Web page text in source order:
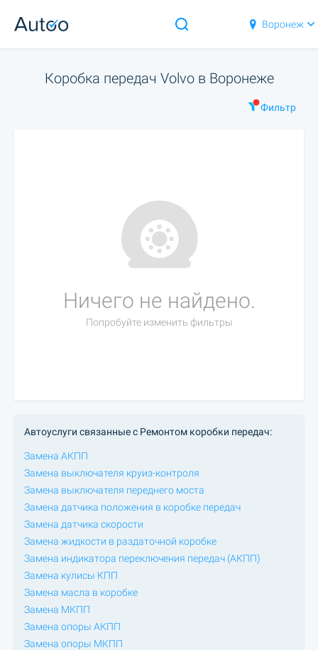
Воронеж
Коробка передач Volvo в Воронеже
Фильтр
Ничего не найдено.
Попробуйте изменить фильтры
Автоуслуги связанные с Ремонтом коробки передач:
Замена АКПП
Замена выключателя круиз-контроля
Замена выключателя переднего моста
Замена датчика положения в коробке передач
Замена датчика скорости
Замена жидкости в раздаточной коробке
Замена индикатора переключения передач (АКПП)
Замена кулисы КПП
Замена масла в коробке
Замена МКПП
Замена опоры АКПП
Замена опоры МКПП